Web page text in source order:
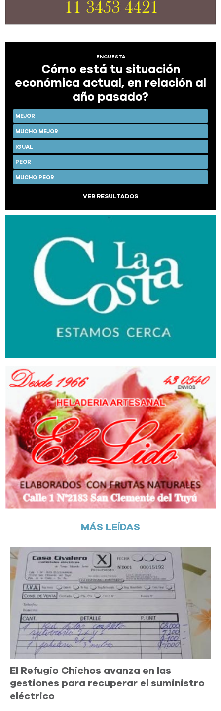
ENCUESTA
Cómo está tu situación
económica actual, en relación al
año pasado?
MEJOR
MUCHO MEJOR
IGUAL
PEOR
MUCHO PEOR
VER RESULTADOS
MÁS LEÍDAS
El Refugio Chichos avanza en las
gestiones para recuperar el suministro
eléctrico